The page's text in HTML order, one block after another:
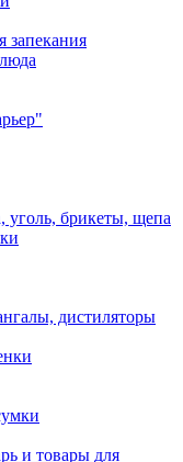
запекания
уголь, брикеты, щепа
дистиляторы
и товары для